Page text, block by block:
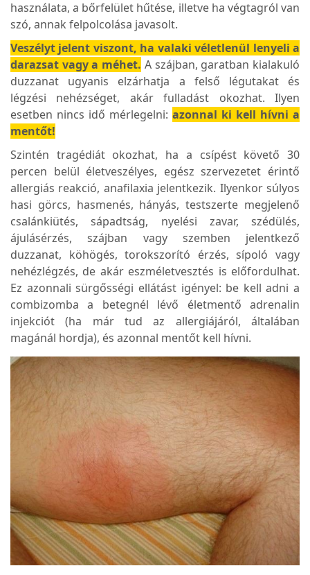
használata, a bőrfelület hűtése, illetve ha végtagról van
szó, annak felpolcolása javasolt.
Veszélyt jelent viszont, ha valaki véletlenül lenyeli a
darazsat vagy a méhet. A szájban, garatban kialakuló
duzzanat ugyanis elzárhatja a felső légutakat és
légzési nehézséget, akár fulladást okozhat. Ilyen
esetben nincs idő mérlegelni: azonnal ki kell hívni a
mentőt!
Szintén tragédiát okozhat, ha a csípést követő 30
percen belül életveszélyes, egész szervezetet érintő
allergiás reakció, anafilaxia jelentkezik. Ilyenkor súlyos
hasi görcs, hasmenés, hányás, testszerte megjelenő
csalánkiütés, sápadtság, nyelési zavar, szédülés,
ájulásérzés, szájban vagy szemben jelentkező
duzzanat, köhögés, torokszorító érzés, sípoló vagy
nehézlégzés, de akár eszméletvesztés is előfordulhat.
Ez azonnali sürgősségi ellátást igényel: be kell adni a
combizomba a betegnél lévő életmentő adrenalin
injekciót (ha már tud az allergiájáról, általában
magánál hordja), és azonnal mentőt kell hívni.